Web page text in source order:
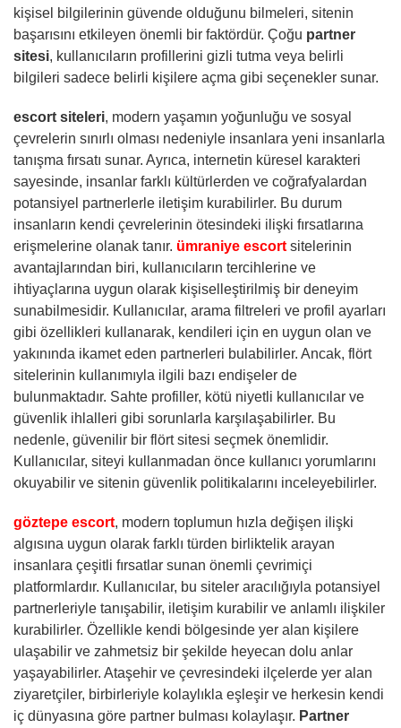
kişisel bilgilerinin güvende olduğunu bilmeleri, sitenin
başarısını etkileyen önemli bir faktördür. Çoğu partner
sitesi, kullanıcıların profillerini gizli tutma veya belirli
bilgileri sadece belirli kişilere açma gibi seçenekler sunar.
escort siteleri, modern yaşamın yoğunluğu ve sosyal
çevrelerin sınırlı olması nedeniyle insanlara yeni insanlarla
tanışma fırsatı sunar. Ayrıca, internetin küresel karakteri
sayesinde, insanlar farklı kültürlerden ve coğrafyalardan
potansiyel partnerlerle iletişim kurabilirler. Bu durum
insanların kendi çevrelerinin ötesindeki ilişki fırsatlarına
erişmelerine olanak tanır. ümraniye escort sitelerinin
avantajlarından biri, kullanıcıların tercihlerine ve
ihtiyaçlarına uygun olarak kişiselleştirilmiş bir deneyim
sunabilmesidir. Kullanıcılar, arama filtreleri ve profil ayarları
gibi özellikleri kullanarak, kendileri için en uygun olan ve
yakınında ikamet eden partnerleri bulabilirler. Ancak, flört
sitelerinin kullanımıyla ilgili bazı endişeler de
bulunmaktadır. Sahte profiller, kötü niyetli kullanıcılar ve
güvenlik ihlalleri gibi sorunlarla karşılaşabilirler. Bu
nedenle, güvenilir bir flört sitesi seçmek önemlidir.
Kullanıcılar, siteyi kullanmadan önce kullanıcı yorumlarını
okuyabilir ve sitenin güvenlik politikalarını inceleyebilirler.
göztepe escort, modern toplumun hızla değişen ilişki
algısına uygun olarak farklı türden birliktelik arayan
insanlara çeşitli fırsatlar sunan önemli çevrimiçi
platformlardır. Kullanıcılar, bu siteler aracılığıyla potansiyel
partnerleriyle tanışabilir, iletişim kurabilir ve anlamlı ilişkiler
kurabilirler. Özellikle kendi bölgesinde yer alan kişilere
ulaşabilir ve zahmetsiz bir şekilde heyecan dolu anlar
yaşayabilirler. Ataşehir ve çevresindeki ilçelerde yer alan
ziyaretçiler, birbirleriyle kolaylıkla eşleşir ve herkesin kendi
iç dünyasına göre partner bulması kolaylaşır. Partner